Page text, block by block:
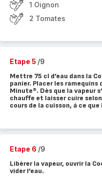
1 Oignon
2 Tomates
Etape 5 /9
Mettre 75 cl d’eau dans la
panier. Placer les
Minute®. Dès que la vapeur
chauffe et laisser cuire
cours de la cuisson, à ce
Etape 6 /9
Libérer la vapeur, ouvrir la
vider l’eau.